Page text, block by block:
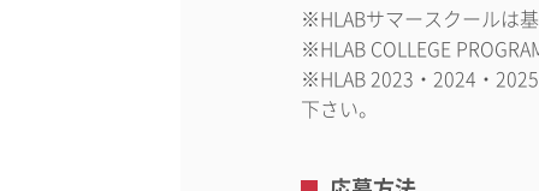
※HLABサマースクールは
※HLAB COLLEGE
※HLAB 2023・2024・
下さい。